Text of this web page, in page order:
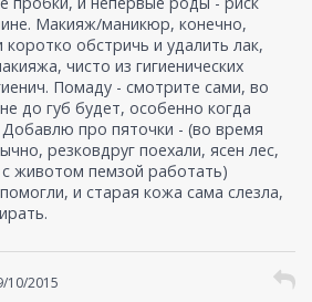
Макияж/маникюр, конечно,
обстричь и удалить лак,
чисто из гигиенических
Помаду - смотрите сами, во
до губ будет, особенно когда
Добавлю про пяточки - (во время
резковдруг поехали, ясен лес,
животом пемзой работать)
и старая кожа сама слезла,
10/2015